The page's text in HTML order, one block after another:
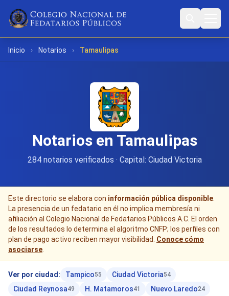
Inicio › Notarios › Tamaulipas
Notarios en Tamaulipas
284 notarios verificados · Capital: Ciudad Victoria
Este directorio se elabora con información pública disponible
La presencia de un fedatario en él no implica membresía ni
afiliación al Colegio Nacional de Fedatarios Públicos A.C. El orden
de los resultados lo determina el algoritmo CNFP; los perfiles con
plan de pago activo reciben mayor visibilidad. Conoce cómo
asociarse
Ver por ciudad: Tampico55 Ciudad Victoria54
Ciudad Reynosa49 H. Matamoros41 Nuevo Laredo24